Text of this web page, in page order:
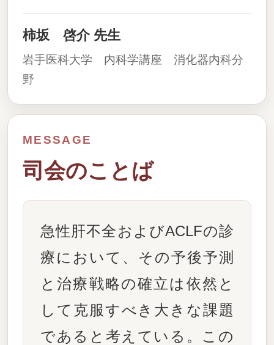
柿坂 啓介 先生
岩手医科大学 内科学講座 消化器内科分
野
MESSAGE
司会のことば
急性肝不全およびACLFの診
療において、その予後予測
と治療戦略の確立は依然と
して克服すべき大きな課題
であると考えている。この